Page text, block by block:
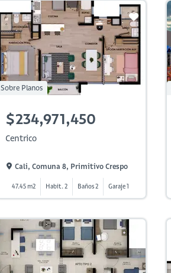
Sobre Planos
$234,971,450
Centrico
Cali, Comuna 8, Primitivo Crespo
47.45 m2 Habit. 2 Baños 2 Garaje 1